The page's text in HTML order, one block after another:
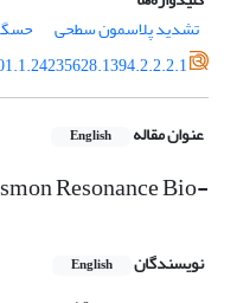
تشدید پلاسمون سطحی
عنوان مقاله English
Resonance Bio-
نویسندگان English